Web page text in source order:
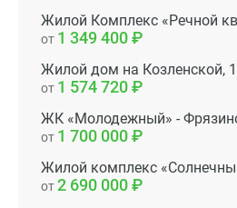
Жилой Комплекс «Речной
от 1 349 400
Жилой дом на Козленской,
от 1 574 720
ЖК «Молодежный» -
от 1 700 000
Жилой комплекс
от2 690 000